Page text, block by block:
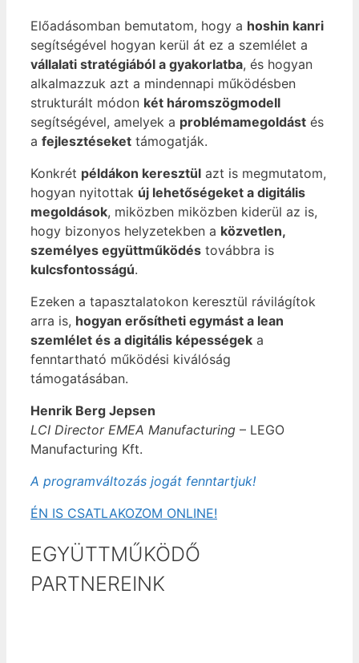
Előadásomban bemutatom, hogy a hoshin kanri
segítségével hogyan kerül át ez a szemlélet a
vállalati stratégiából a gyakorlatba, és hogyan
alkalmazzuk azt a mindennapi működésben
strukturált módon két háromszögmodell
segítségével, amelyek a problémamegoldást és
a fejlesztéseket támogatják.
Konkrét példákon keresztül azt is megmutatom,
hogyan nyitottak új lehetőségeket a digitális
megoldások, miközben miközben kiderül az is,
hogy bizonyos helyzetekben a közvetlen,
személyes együttműködés továbbra is
kulcsfontosságú.
Ezeken a tapasztalatokon keresztül rávilágítok
arra is, hogyan erősítheti egymást a lean
szemlélet és a digitális képességek a
fenntartható működési kiválóság
támogatásában.
Henrik Berg Jepsen
LCI Director EMEA Manufacturing – LEGO
Manufacturing Kft.
A programváltozás jogát fenntartjuk!
ÉN IS CSATLAKOZOM ONLINE!
EGYÜTTMŰKÖDŐ
PARTNEREINK